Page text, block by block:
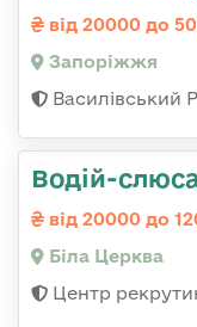
від 20000 до
Запоріжжя
Василівський
Водій-
від 20000 до
Біла Церква
Центр